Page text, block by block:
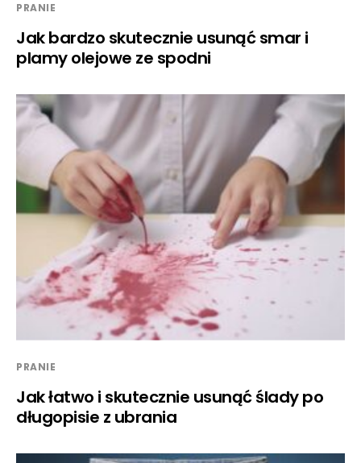
PRANIE
Jak bardzo skutecznie usunąć smar i
plamy olejowe ze spodni
PRANIE
Jak łatwo i skutecznie usunąć ślady po
długopisie z ubrania